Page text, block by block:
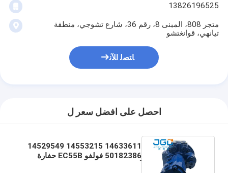
13826196525
متجر 808، المبنى 8، رقم 36، شارع تشوجي، منطقة
تيانهي، قوانغتشو
ﺎﺘﺼﻟ ﺍﻶﻧ
احصل على افضل سعر ل
14633611 14553215 14529549
50182386 فولفو EC55B حفارة